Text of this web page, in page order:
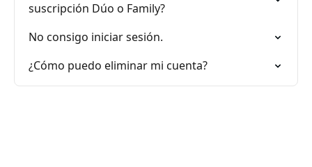
suscripción Dúo o Family?
No consigo iniciar sesión.
¿Cómo puedo eliminar mi cuenta?